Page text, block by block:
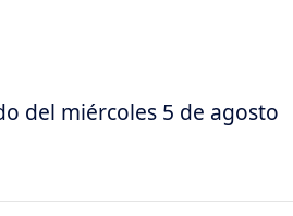
del miércoles 5 de agosto